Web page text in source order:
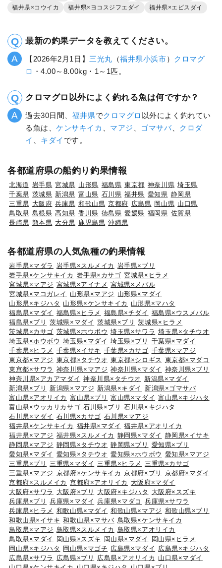
福井県×コウイカ
福井県×ヨコスジフエダイ 福井県×エビスダイ
最新の釣果データを教えてください。
【2026年2月1日】 三光丸 （福井県小浜市）
クロマグ
ロ ・4.00～8.00kg・1～1匹。
クロマグロ以外によく釣れる魚は何ですか？
過去30日間、 福井県でクロマグロ 以外によく釣れてい
る魚は、ケンサキイカ マアジ ゴマサバ、
クロダ
イ
キダイ です。
各都道府県の船釣り釣果情報
北海道 岩手県 宮城県 山形県 福島県 東京都 神奈川県 埼玉県
千葉県 茨城県 新潟県 富山県 石川県 福井県 愛知県 静岡県
三重県 大阪府 兵庫県 和歌山県 京都府 広島県 岡山県 山口県
鳥取県 島根県 高知県 香川県 徳島県 愛媛県 福岡県 佐賀県
長崎県 熊本県 大分県 鹿児島県 沖縄県
各都道府県の人気魚種の釣果情報
岩手県×マダラ 岩手県×スルメイカ 岩手県×ブリ
岩手県×ケンサキイカ 岩手県×カサゴ 宮城県×ヒラメ
宮城県×マアジ 宮城県×アイナメ 宮城県×メバル
宮城県×マコガレイ
山形県×マアジ 山形県×マダイ
山形県×キジハタ 山形県×ケンサキイカ
山形県×マハタ
福島県×マダイ 福島県×ヒラメ 福島県×チダイ 福島県×ウスメバル
福島県×ブリ
茨城県×マダイ 茨城県×ブリ
茨城県×ヒラメ
茨城県×カサゴ 茨城県×ホウボウ 埼玉県×サワラ 埼玉県×タチウオ
埼玉県×ホウボウ 埼玉県×マダイ 埼玉県×ブリ
千葉県×マダイ
千葉県×ヒラメ 千葉県×イサキ 千葉県×カサゴ 千葉県×マアジ
東京都×マアジ 東京都×タチウオ 東京都×シロギス 東京都×マダコ
東京都×サワラ 神奈川県×マアジ 神奈川県×マダイ 神奈川県×ブリ
神奈川県×アカアマダイ 神奈川県×タチウオ 新潟県×マダイ
新潟県×ブリ
新潟県×マアジ 新潟県×キダイ
新潟県×ゴマサバ
富山県×アオリイカ 富山県×ブリ 富山県×マダイ 富山県×キジハタ
富山県×ウッカリカサゴ 石川県×ブリ
石川県×キジハタ
石川県×マダイ 石川県×カサゴ 石川県×マアジ
福井県×ケンサキイカ 福井県×マダイ 福井県×アオリイカ
福井県×マアジ 福井県×スルメイカ 静岡県×マダイ 静岡県×イサキ
静岡県×マアジ 静岡県×タチウオ 静岡県×ブリ
愛知県×ブリ
愛知県×マダイ 愛知県×タチウオ 愛知県×ホウボウ 愛知県×マアジ
三重県×ブリ
三重県×マダイ 三重県×ヒラメ
三重県×カサゴ
三重県×マアジ 京都府×ケンサキイカ 京都府×ブリ
京都府×マダイ
京都府×スルメイカ 京都府×アオリイカ
大阪府×マダイ
大阪府×サワラ
大阪府×ブリ 大阪府×キジハタ
大阪府×スズキ
兵庫県×ブリ
兵庫県×マダイ 兵庫県×マダコ
兵庫県×サワラ
兵庫県×ヒラメ 和歌山県×マダイ 和歌山県×マアジ 和歌山県×ブリ
和歌山県×イサキ 和歌山県×マサバ 鳥取県×ケンサキイカ
鳥取県×マアジ 鳥取県×スルメイカ 鳥取県×アオリイカ
鳥取県×マダイ
岡山県×スズキ 岡山県×マダイ
岡山県×ヒラメ
岡山県×キジハタ
岡山県×マゴチ 広島県×マダイ 広島県×キジハタ
広島県×サワラ
広島県×ブリ 広島県×アオリイカ 山口県×マダイ